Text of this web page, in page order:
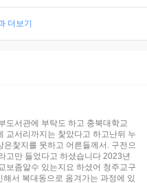
더보기
도서관에 부탁도 하고 충북대학교
교서리까지는 찿았다고 하고난뒤 누
찿지를 못하고 어른들께서. 구전으
고만 들었다고 하셨습니다 2023년
보좀알수 있는지요 하셨어 청주교구
서 복대동으로 옴겨가는 과정에 있